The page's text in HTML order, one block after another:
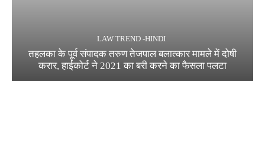
LAW TREND -HINDI
तहलका के पूर्व संपादक तरुण तेजपाल बलात्कार मामले में दोषी
करार, हाईकोर्ट ने 2021 का बरी करने का फैसला पलटा